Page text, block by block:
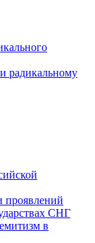
радикальному
проявлений
СНГ
в